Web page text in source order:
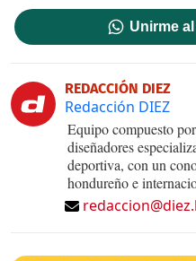
Unirme
REDACCIÓN DIEZ
Redacción DIEZ
Equipo compuesto
diseñadores
deportiva, con un
hondureño e